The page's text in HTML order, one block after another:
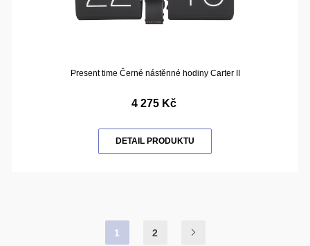
Present time Černé nástěnné hodiny Carter II
4 275 Kč
DETAIL PRODUKTU
1 2